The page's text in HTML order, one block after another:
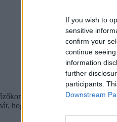
If you wish to
sensitive
confirm your
continue
information
further
participants.
Downstream
például három, a kabai
hogy bár az oldal az